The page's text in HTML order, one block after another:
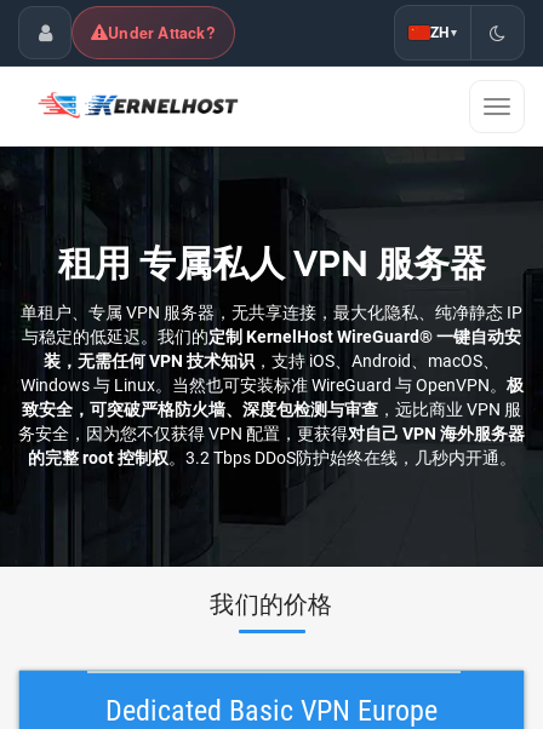
客户中心Under Attack? ZH ▾
切
租用 专属私人 VPN 服务器
单租户、专属 VPN 服务器，无共享连接，最大化隐私、纯净静态 IP
与稳定的低延迟。我们的定制 KernelHost WireGuard® 一键自动安
装，无需任何 VPN 技术知识 ，支持 iOS、Android、macOS、
Windows 与 Linux。当然也可安装标准 WireGuard 与 OpenVPN。 极
致安全，可突破严格防火墙、深度包检测与审查 ，远比商业 VPN 服
务安全，因为您不仅获得 VPN 配置，更获得对自己 VPN 海外服务器
的完整 root 控制权。3.2 Tbps DDoS防护始终在线，几秒内开通。
我们的价格
Dedicated Basic VPN Europe